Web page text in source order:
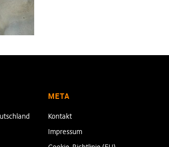
META
Kontakt
Impressum